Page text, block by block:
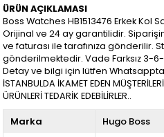
ÜRÜN AÇIKLAMASI
Boss Watches HB1513476 Erkek Kol
Orijinal ve 24 ay garantilidir.
ve faturası ile tarafınıza gönderilir.
gönderilmektedir. Vade Farksız 3-6-
Detay ve bilgi için lütfen
İSTANBULDA İKAMET EDEN
ÜRÜNLERİ TEDARİK EDEBİLİRLER..
Marka Hugo Boss